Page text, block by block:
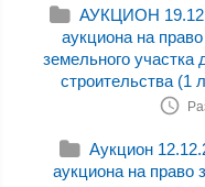
АУКЦИОН
аукциона на
земельного участка
строительства (1
Аукцион
аукциона на право